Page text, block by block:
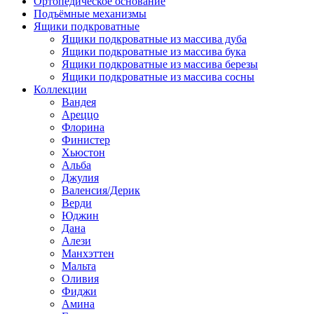
Подъёмные механизмы
Ящики подкроватные
Ящики подкроватные из массива дуба
Ящики подкроватные из массива бука
Ящики подкроватные из массива березы
Ящики подкроватные из массива сосны
Коллекции
Вандея
Ареццо
Флорина
Финистер
Хьюстон
Альба
Джулия
Валенсия/Дерик
Верди
Юджин
Дана
Алези
Манхэттен
Мальта
Оливия
Фиджи
Амина